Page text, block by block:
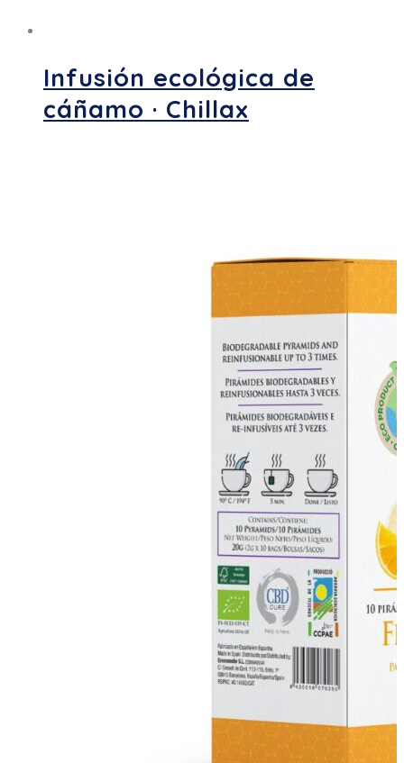
Infusión ecológica de
cáñamo · Chillax